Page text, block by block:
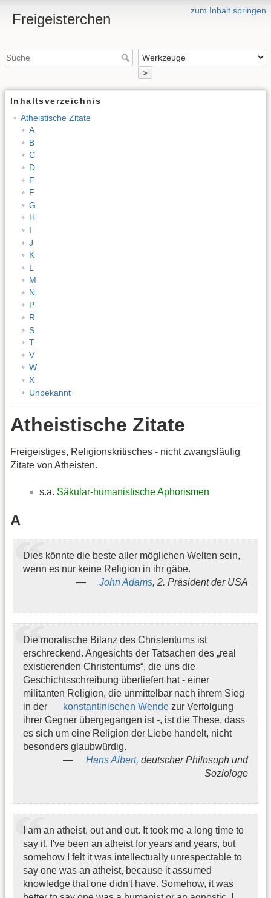
zum Inhalt springen
Freigeisterchen
>
Inhaltsverzeichnis
Atheistische Zitate
A
B
C
D
E
F
G
H
I
J
K
L
M
N
P
R
S
T
V
W
X
Unbekannt
Atheistische Zitate
Freigeistiges, Religionskritisches - nicht zwangsläufig
Zitate von Atheisten.
s.a. Säkular-humanistische Aphorismen
A
Dies könnte die beste aller möglichen Welten sein,
wenn es nur keine Religion in ihr gäbe.
John Adams, 2. Präsident der USA
Die moralische Bilanz des Christentums ist
erschreckend. Angesichts der Tatsachen des „real
existierenden Christentums“, die uns die
Geschichtsschreibung überliefert hat - einer
militanten Religion, die unmittelbar nach ihrem Sieg
in der
konstantinischen Wende zur Verfolgung
ihrer Gegner übergegangen ist -, ist die These, dass
es sich um eine Religion der Liebe handelt, nicht
besonders glaubwürdig.
Hans Albert, deutscher Philosoph und
Soziologe
I am an atheist, out and out. It took me a long time to
say it. I've been an atheist for years and years, but
somehow I felt it was intellectually unrespectable to
say one was an atheist, because it assumed
knowledge that one didn't have. Somehow, it was